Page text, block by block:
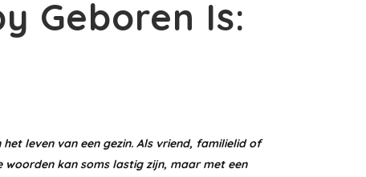
Geboren Is:
leven van een gezin. Als vriend, familielid of
woorden kan soms lastig zijn, maar met een